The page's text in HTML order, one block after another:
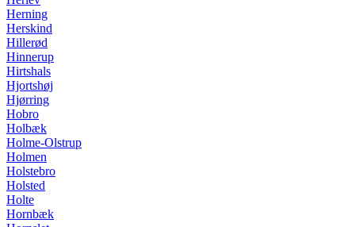
Herning
Herskind
Hillerød
Hinnerup
Hirtshals
Hjortshøj
Hjørring
Hobro
Holbæk
Holme-Olstrup
Holmen
Holstebro
Holsted
Holte
Hornbæk